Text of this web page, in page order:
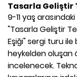
Tasarla Geliştir
9-11 yaş
"Tasarla Geliştir
Eşiği" sergi turu ile
heykelden oluşan
incelenecek.